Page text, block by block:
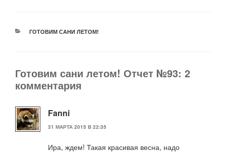
РУБРИКИ
ГОТОВИМ САНИ ЛЕТОМ!
Готовим сани летом! Отчет №93: 2
комментария
Fanni
31 МАРТА 2015 В 22:35
Ира, ждем! Такая красивая весна, надо